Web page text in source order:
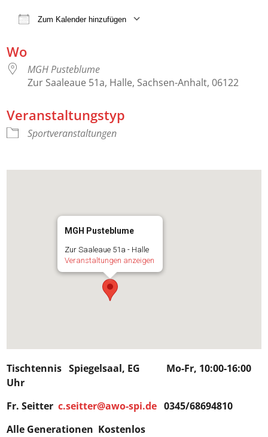
Zum Kalender hinzufügen
Wo
MGH Pusteblume
Zur Saaleaue 51a, Halle, Sachsen-Anhalt, 06122
Veranstaltungstyp
Sportveranstaltungen
MGH Pusteblume
Zur Saaleaue 51a - Halle
Veranstaltungen anzeigen
Tischtennis Spiegelsaal, EG Mo-Fr, 10:00-16:00
Uhr
Fr. Seitterc.seitter@awo-spi.de 0345/68694810
Alle Generationen Kostenlos